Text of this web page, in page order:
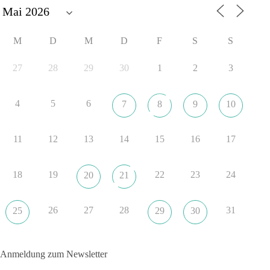
nach Friedenspolitik klingt, wird niemals Sicherheit schaffen,
https://www.tagesschau.de/ausland/asien/nato-
Grundrechte der Natur – ein Angriff auf das Grundgesetz?
M D M D F S S
27 28 29 30 1 2 3
4 5 6 7 8 9 10
11 12 13 14 15 16 17
18 19 20 21 22 23 24
25 26 27 28 29 30 31
Anmeldung zum Newsletter